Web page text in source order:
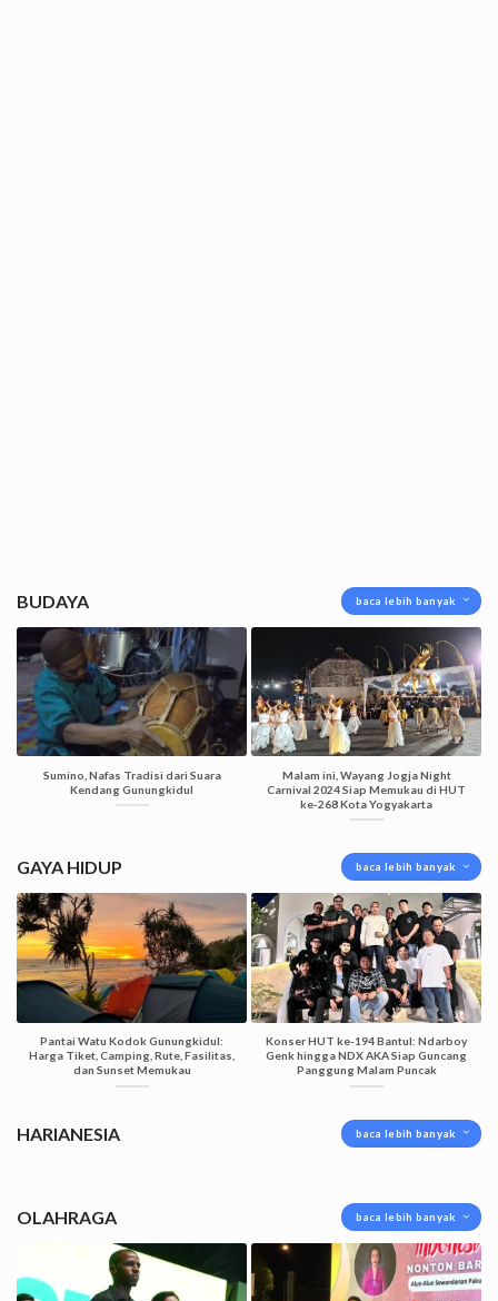
BUDAYA baca lebih banyak
Sumino, Nafas Tradisi dari Suara
Kendang Gunungkidul
Malam ini, Wayang Jogja Night
Carnival 2024 Siap Memukau di HUT
ke-268 Kota Yogyakarta
GAYA HIDUP baca lebih banyak
Pantai Watu Kodok Gunungkidul:
Harga Tiket, Camping, Rute, Fasilitas,
dan Sunset Memukau
Konser HUT ke-194 Bantul: Ndarboy
Genk hingga NDX AKA Siap Guncang
Panggung Malam Puncak
HARIANESIA baca lebih banyak
OLAHRAGA baca lebih banyak